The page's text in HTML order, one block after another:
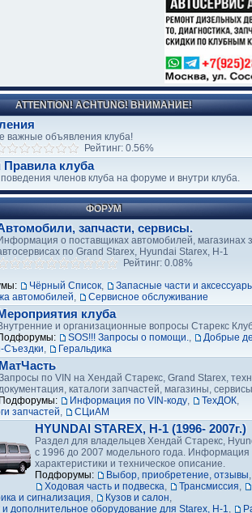
ATTENTION! ACHTUNG! ВНИМАНИЕ!
важные объявления клуба!
Рейтинг: 0.56%
Правила клуба
членов клуба на форуме и внутри клуба.
ФОРУМ
запчасти, сервисы.
о поставщиках автомобилей, магазинах
по Grand Starex, Hyundai Starex, H-1
Рейтинг: 0.08%
Чёрный Список,
Запасные части и
автомобилей, Сервисное обслуживание
клуба
и организационные вопросы Старекс
SOS!!! Запросы о помощи.,
Добрые
Съездки, Геральдика
МатЧасть
по VIN на Хендай Старекс, Grand Starex,
каталоги запчастей, магазины, сервисы
Подфорумы:
Информация по VIN-коду, ТехДОК,
запчастей, СЦиАМ
HYUNDAI STAREX, H-1 (1996- 2007г.)
Раздел для владельцев Хендай Старекс,
с 1996 до 2007 модельного года. Информация
характеристики и техническое описание.
Подфорумы:
Выбор, приобретение, отзывы
Ходовая часть и подвеска, Трансмиссия,
и сигнализация, Кузов и салон,
и дополнительное оборудование для Starex, H-1,